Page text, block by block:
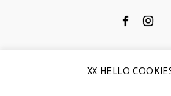
CONTACTEZ-
XX HELLO